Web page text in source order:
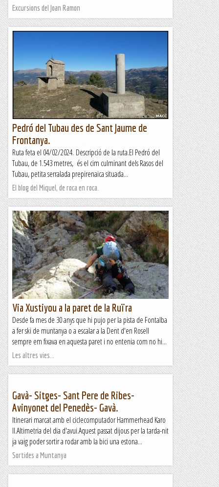
Excursions del Joan Ramon
Pedró del Tubau des de Sant Jaume de
Frontanya.
Ruta feta el 04/02/2024. Descripció de la ruta.El Pedró del
Tubau, de 1.543 metres, és el cim culminant dels Rasos del
Tubau, petita serralada prepirenaica situada...
El blog del Miquel, de roca en roca.
Via Xustiyou a la paret de la Ruïra
Desde fa mes de 30 anys que hi pujo per la pista de Fontalba
a fer ski de muntanya o a escalar a la Dent d'en Rosell
sempre em fixava en aquesta paret i no entenia com no hi...
Les altres vies...
Gavà- Sitges- Sant Pere de Ribes-
Avinyonet del Penedès- Gavà.
Itinerari marcat amb el ciclecomputador Hammerhead Karo
II.Altimetria del dia d'avui.Aquest passat dijous per la tarda-nit
ja vaig poder sortir a rodar amb la bici una estona...
Sortides a Muntanya